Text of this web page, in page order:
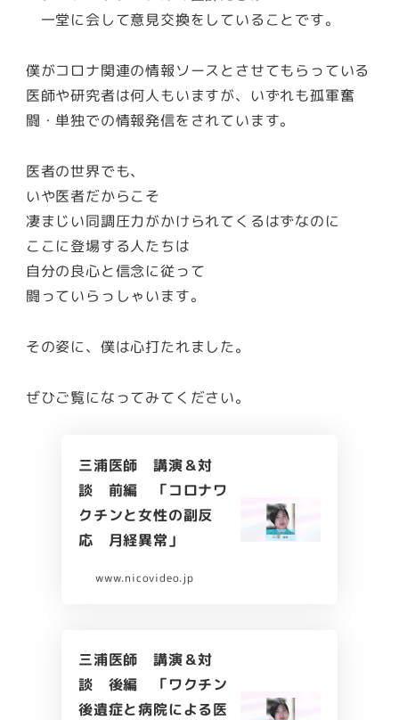
一堂に会して意見交換をしていることです。
僕がコロナ関連の情報ソースとさせてもらっている
医師や研究者は何人もいますが、いずれも孤軍奮
闘・単独での情報発信をされています。
医者の世界でも、
いや医者だからこそ
凄まじい同調圧力がかけられてくるはずなのに
ここに登場する人たちは
自分の良心と信念に従って
闘っていらっしゃいます。
その姿に、僕は心打たれました。
ぜひご覧になってみてください。
三浦医師 講演＆対
談 前編 「コロナワ
クチンと女性の副反
応 月経異常」
www.nicovideo.jp
三浦医師 講演＆対
談 後編 「ワクチン
後遺症と病院による医